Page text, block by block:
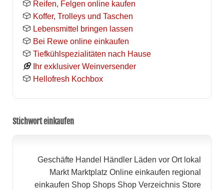
Reifen, Felgen online kaufen
Koffer, Trolleys und Taschen
Lebensmittel bringen lassen
Bei Rewe online einkaufen
Tiefkühlspezialitäten nach Hause
Ihr exklusiver Weinversender
Hellofresh Kochbox
Stichwort einkaufen
Geschäfte Handel Händler Läden vor Ort lokal
Markt Marktplatz Online einkaufen regional
einkaufen Shop Shops Shop Verzeichnis Store